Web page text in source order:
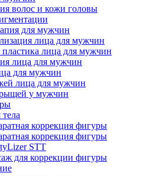
волос и кожи головы
для мужчин
лица для мужчин
пластика лица для мужчин
лица для мужчин
для мужчин
лица для мужчин
у мужчин
коррекция фигуры
коррекция фигуры
STT
для коррекции фигуры